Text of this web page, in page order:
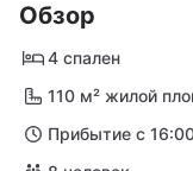
Обзор
4 спален
110 м² жилой
Прибытие с